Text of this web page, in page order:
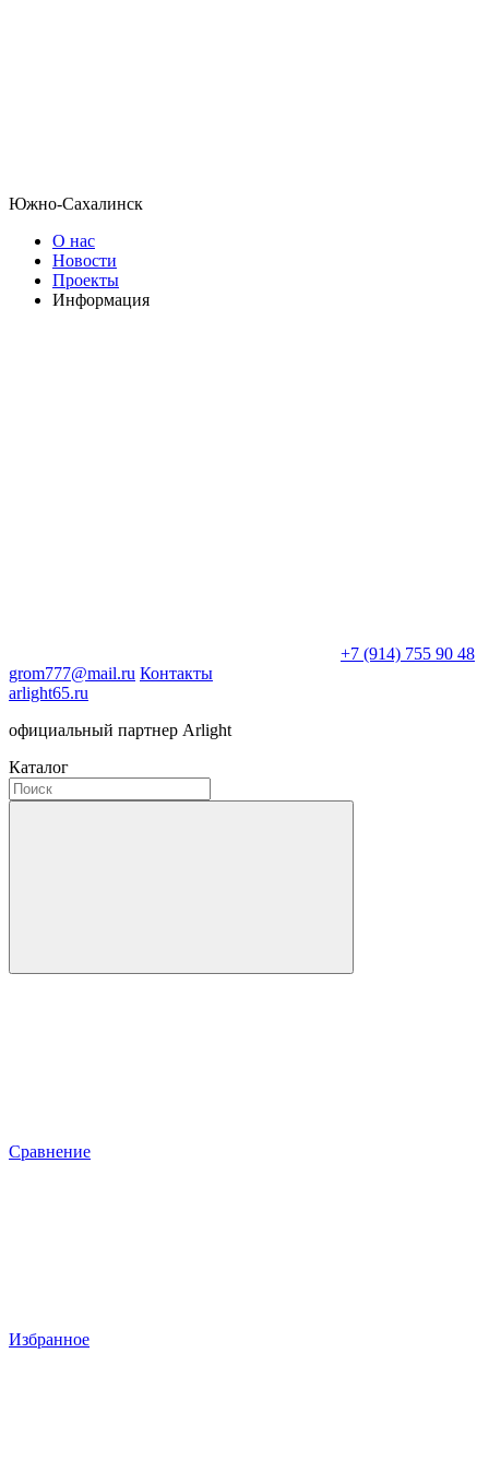
Южно-Сахалинск
О нас
Новости
Проекты
Информация
+7 (914) 755 90 48
grom777@mail.ru Контакты
arlight65.ru
официальный партнер Arlight
Каталог
Сравнение
Избранное